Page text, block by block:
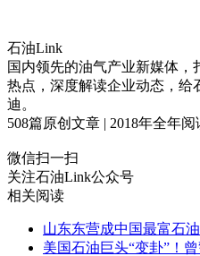
石油Link
国内领先的油气产业新媒体
热点，深度解读企业动态，给
迪。
508篇原创文章 | 2018年全年阅
微信扫一扫
关注石油Link公众号
相关阅读
山东东营成中国最富石
美国石油巨头“变卦”！